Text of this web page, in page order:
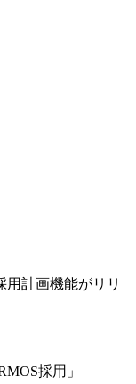
用計画機能がリリ
採用」